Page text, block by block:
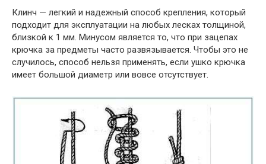
Клинч — легкий и надежный способ крепления, который
подходит для эксплуатации на любых лесках толщиной,
близкой к 1 мм. Минусом является то, что при зацепах
крючка за предметы часто развязывается. Чтобы это не
случилось, способ нельзя применять, если ушко крючка
имеет большой диаметр или вовсе отсутствует.